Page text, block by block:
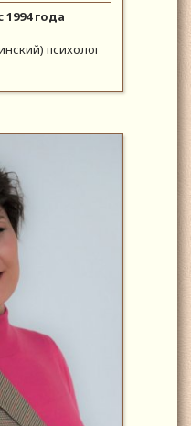
года
психолог